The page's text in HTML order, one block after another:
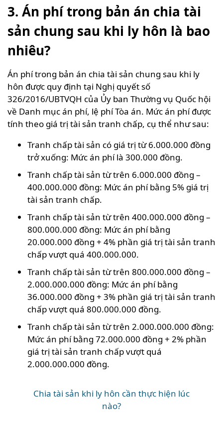
3. Án phí trong bản án chia tài
sản chung sau khi ly hôn là bao
nhiêu?
Án phí trong bản án chia tài sản chung sau khi ly
hôn được quy định tại Nghị quyết số
326/2016/UBTVQH của Ủy ban Thường vụ Quốc hội
về Danh mục án phí, lệ phí Tòa án. Mức án phí được
tính theo giá trị tài sản tranh chấp, cụ thể như sau:
Tranh chấp tài sản có giá trị từ 6.000.000 đồng
trở xuống: Mức án phí là 300.000 đồng.
Tranh chấp tài sản từ trên 6.000.000 đồng –
400.000.000 đồng: Mức án phí bằng 5% giá trị
tài sản tranh chấp.
Tranh chấp tài sản từ trên 400.000.000 đồng –
800.000.000 đồng: Mức án phí bằng
20.000.000 đồng + 4% phần giá trị tài sản tranh
chấp vượt quá 400.000.000.
Tranh chấp tài sản từ trên 800.000.000 đồng –
2.000.000.000 đồng: Mức án phí bằng
36.000.000 đồng + 3% phần giá trị tài sản tranh
chấp vượt quá 800.000.000 đồng.
Tranh chấp tài sản từ trên 2.000.000.000 đồng:
Mức án phí bằng 72.000.000 đồng + 2% phần
giá trị tài sản tranh chấp vượt quá
2.000.000.000 đồng.
Chia tài sản khi ly hôn cần thực hiện lúc
nào?